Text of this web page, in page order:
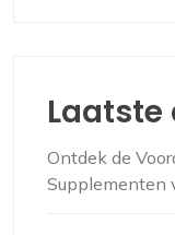
Laatste
Ontdek de
Supplementen